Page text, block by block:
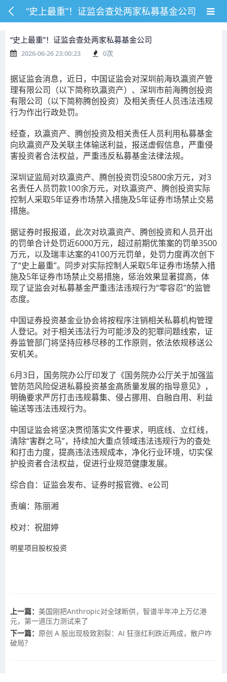
“史上最重”！证监会查处两家私募基金公司
“史上最重”！证监会查处两家私募基金公司
2026-06-26 23:00:23 0次
据证监会消息，近日，中国证监会对深圳前海玖瀛资产管
理有限公司（以下简称玖瀛资产）、深圳市前海腾创投资
有限公司（以下简称腾创投资）及相关责任人员违法违规
行为作出行政处罚。
经查，玖瀛资产、腾创投资及相关责任人员利用私募基金
向玖瀛资产及关联主体输送利益，报送虚假信息，严重侵
害投资者合法权益，严重违反私募基金法律法规。
深圳证监局对玖瀛资产、腾创投资罚没5800余万元，对3
名责任人员罚款100余万元，对玖瀛资产、腾创投资实际
控制人采取5年证券市场禁入措施及5年证券市场禁止交易
措施。
据证券时报报道，此次对玖瀛资产、腾创投资和人员开出
的罚单合计处罚近6000万元，超过前期优策案的罚单3500
万元，以及瑞丰达案的4100万元罚单，处罚力度再次创下
了“史上最重”。同步对实际控制人采取5年证券市场禁入措
施及5年证券市场禁止交易措施，惩治效果显著提高，体
现了证监会对私募基金严重违法违规行为“零容忍”的监管
态度。
中国证券投资基金业协会将按程序注销相关私募机构管理
人登记。对于相关违法行为可能涉及的犯罪问题线索，证
券监管部门将坚持应移尽移的工作原则，依法依规移送公
安机关。
6月3日，国务院办公厅印发了《国务院办公厅关于加强监
管防范风险促进私募投资基金高质量发展的指导意见》，
明确要求严厉打击违规募集、侵占挪用、自融自用、利益
输送等违法违规行为。
中国证监会将坚决贯彻落实文件要求，明底线、立红线，
清除“害群之马”，持续加大重点领域违法违规行为的查处
和打击力度，提高违法违规成本，净化行业环境，切实保
护投资者合法权益，促进行业规范健康发展。
综合自：证监会发布、证券时报官微、e公司
责编： 陈丽湘
校对：祝甜婷
明星项目股权投资
上一篇： 美国刚把Anthropic对全球断供，智谱半年冲上万亿港
元，第一道压力测试来了
下一篇： 原创 A 股出现极致割裂：AI 狂涨红利跌近两成，散户咋
破局？